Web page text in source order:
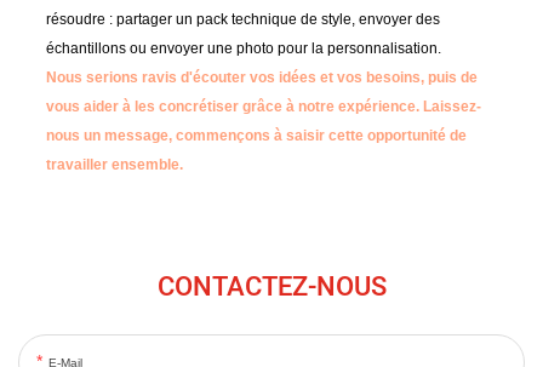
résoudre : partager un pack technique de style, envoyer des
échantillons ou envoyer une photo pour la personnalisation.
Nous serions ravis d'écouter vos idées et vos besoins, puis de
vous aider à les concrétiser grâce à notre expérience.Laissez-
nous un message, commençons à saisir cette opportunité de
travailler ensemble.
CONTACTEZ-NOUS
E-Mail